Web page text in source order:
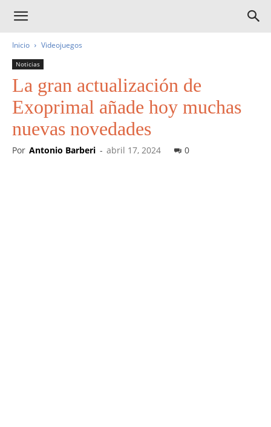
Inicio Videojuegos
Noticias
La gran actualización de
Exoprimal añade hoy muchas
nuevas novedades
Por Antonio Barberi - abril 17, 2024 0